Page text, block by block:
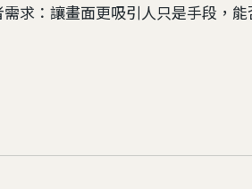
求：讓畫面更吸引人只是手段，